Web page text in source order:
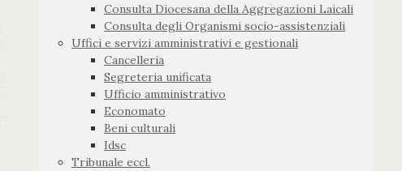
Consulta Diocesana della Aggregazioni Laicali
Consulta degli Organismi socio-assistenziali
Uffici e servizi amministrativi e gestionali
Cancelleria
Segreteria unificata
Ufficio amministrativo
Economato
Beni culturali
Idsc
Tribunale eccl.